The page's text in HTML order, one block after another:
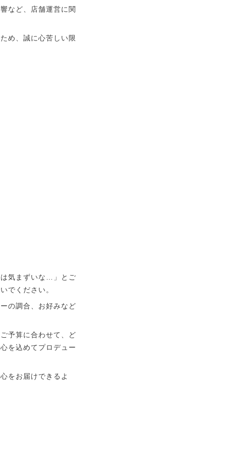
など、店舗運営に関
め、誠に心苦しい限
気まずいな…」とご
でください。
の調合、お好みなど
予算に合わせて、ど
を込めてプロデュー
をお届けできるよ